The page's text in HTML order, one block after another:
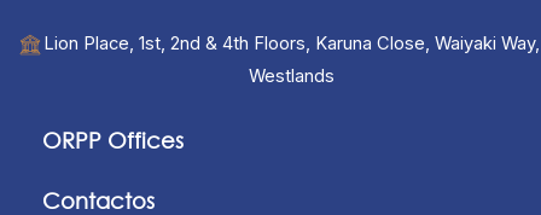
Lion Place, 1st, 2nd & 4th Floors, Karuna Close, Waiyaki Way,
Westlands
ORPP Offices
Contactos